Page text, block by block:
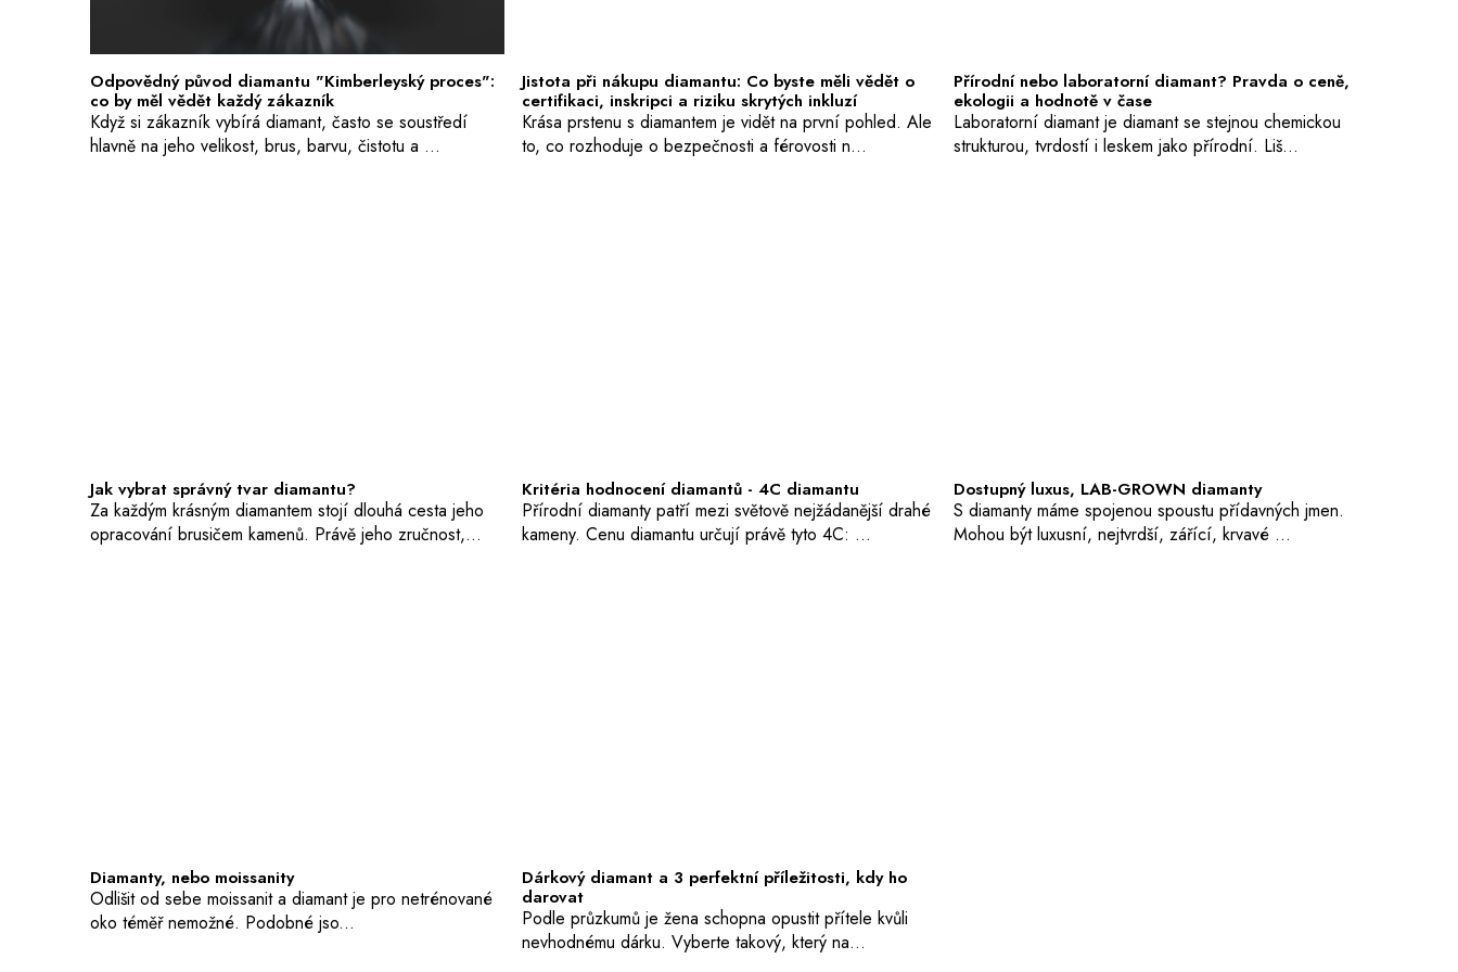
á
n
k
ů
Odpovědný původ diamantu "Kimberleyský proces":
co by měl vědět každý zákazník
Když si zákazník vybírá diamant, často se soustředí
hlavně na jeho velikost, brus, barvu, čistotu a ...
Jistota při nákupu diamantu: Co byste měli vědět o
certifikaci, inskripci a riziku skrytých inkluzí
Krása prstenu s diamantem je vidět na první pohled. Ale
to, co rozhoduje o bezpečnosti a férovosti n...
Přírodní nebo laboratorní diamant? Pravda o ceně,
ekologii a hodnotě v čase
Laboratorní diamant je diamant se stejnou chemickou
strukturou, tvrdostí i leskem jako přírodní. Liš...
Jak vybrat správný tvar diamantu?
Za každým krásným diamantem stojí dlouhá cesta jeho
opracování brusičem kamenů. Právě jeho zručnost,...
Kritéria hodnocení diamantů - 4C diamantu
Přírodní diamanty patří mezi světově nejžádanější drahé
kameny. Cenu diamantu určují právě tyto 4C: ...
Dostupný luxus, LAB-GROWN diamanty
S diamanty máme spojenou spoustu přídavných jmen.
Mohou být luxusní, nejtvrdší, zářící, krvavé ...
Diamanty, nebo moissanity
Odlišit od sebe moissanit a diamant je pro netrénované
oko téměř nemožné. Podobné jso...
Dárkový diamant a 3 perfektní příležitosti, kdy ho
darovat
Podle průzkumů je žena schopna opustit přítele kvůli
nevhodnému dárku. Vyberte takový, který na...